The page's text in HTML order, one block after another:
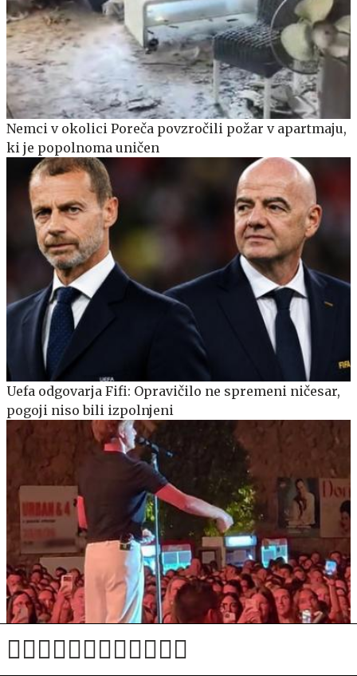
Nemci v okolici Poreča povzročili požar v apartmaju,
ki je popolnoma uničen
Uefa odgovarja Fifi: Opravičilo ne spremeni ničesar,
pogoji niso bili izpolnjeni
Jakov Jozinović med koncertom prosil občinstvo, naj
ne izvaja nevarnega trenda